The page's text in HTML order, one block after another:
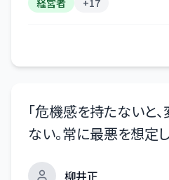
「危機感を持たないと
ない。常に最悪を想定
柳井正